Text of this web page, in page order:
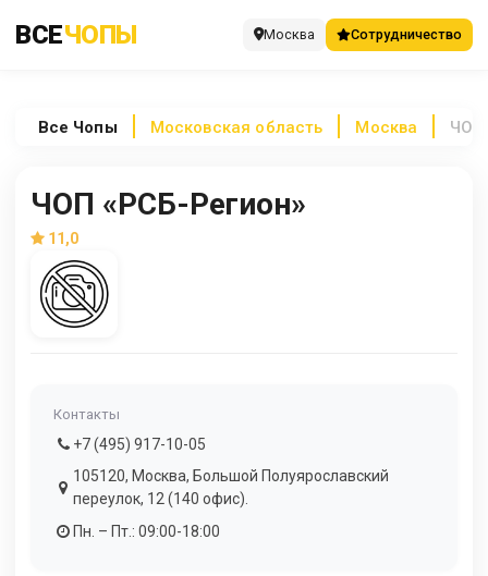
ВСЕЧОПЫ Москва Сотрудничество
Все Чопы Московская область Москва ЧОП
ЧОП «РСБ-Регион»
11,0
Контакты
+7 (495) 917-10-05
105120, Москва, Большой Полуярославский
переулок, 12 (140 офис).
Пн. – Пт.: 09:00-18:00